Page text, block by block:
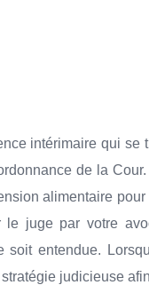
intérimaire qui
de la
alimentaire
juge par votre
entendue.
judicieuse